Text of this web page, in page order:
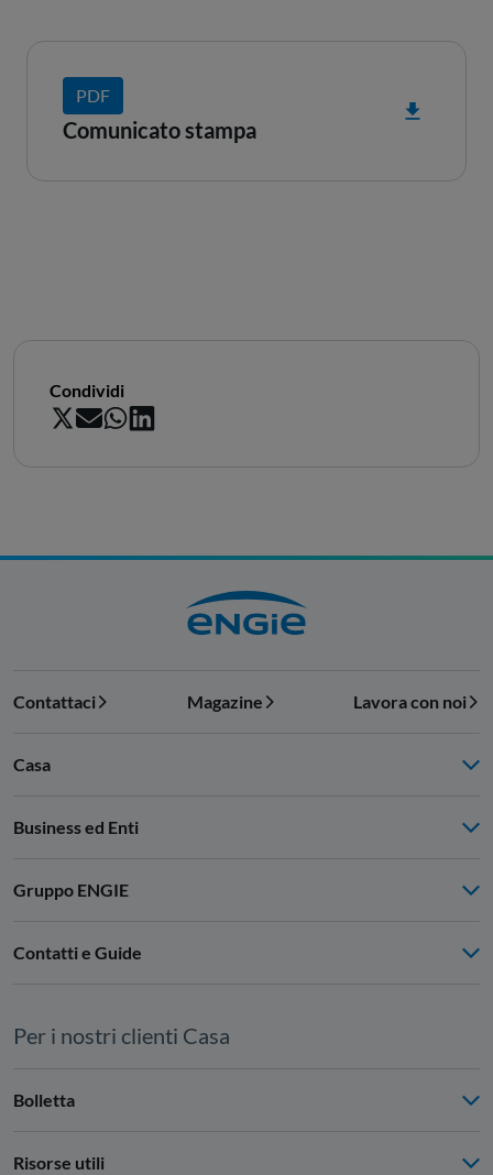
PDF
Comunicato stampa
Condividi
Contattaci Magazine Lavora con noi
Casa
Business ed Enti
Gruppo ENGIE
Contatti e Guide
Per i nostri clienti Casa
Bolletta
Risorse utili